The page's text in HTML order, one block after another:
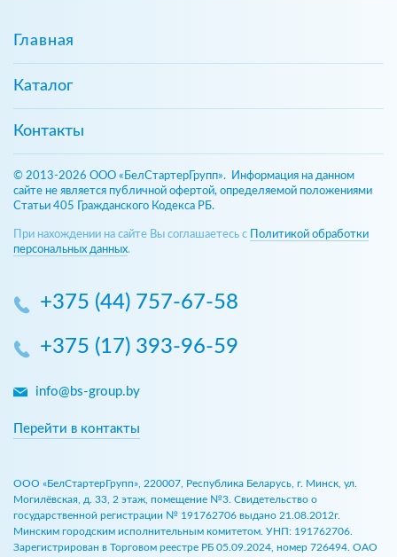
Главная
Каталог
Контакты
© 2013-2026 ООО «БелСтартерГрупп». Информация на данном
сайте не является публичной офертой, определяемой положениями
Статьи 405 Гражданского Кодекса РБ.
При нахождении на сайте Вы соглашаетесь с
Политикой обработки
персональных данных.
+375 (44) 757-67-58
+375 (17) 393-96-59
info@bs-group.by
Перейти в контакты
ООО «БелСтартерГрупп», 220007, Республика Беларусь, г. Минск, ул.
Могилёвская, д. 33, 2 этаж, помещение №3. Свидетельство о
государственной регистрации № 191762706 выдано 21.08.2012г.
Минским городским исполнительным комитетом. УНП: 191762706.
Зарегистрирован в Торговом реестре РБ 05.09.2024, номер 726494. ОАО